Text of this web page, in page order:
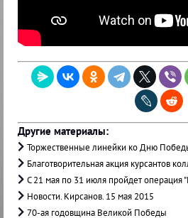
Другие материалы:
Торжественные линейки ко Дню
Благотворительная акция курсантов
С 21 мая по 31 июля пройдет операция
Новости. Кирсанов. 15 мая 2015
70-ая годовщина Великой Победы